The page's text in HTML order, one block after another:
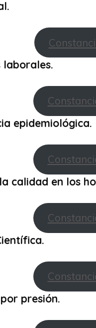
laborales.
epidemiológica.
calidad en los
presión.